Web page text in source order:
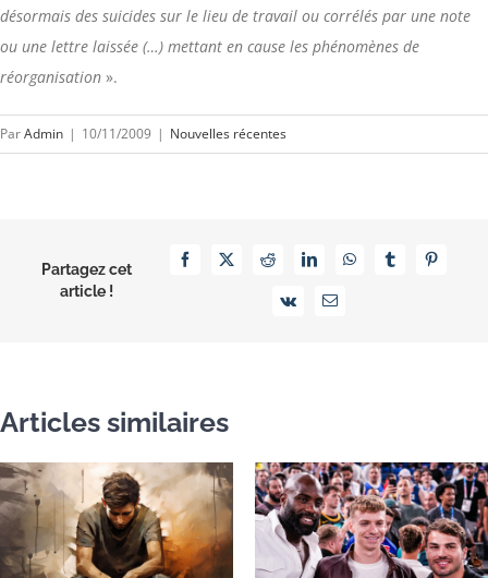
désormais des suicides sur le lieu de travail ou corrélés par une note
ou une lettre laissée (…) mettant en cause les phénomènes de
réorganisation ».
ParAdmin | 10/11/2009 | Nouvelles récentes
Partagez cet
article !
Facebook
X RedditLinkedInWhatsAppTumblrPinterest
Vk Email
Articles similaires